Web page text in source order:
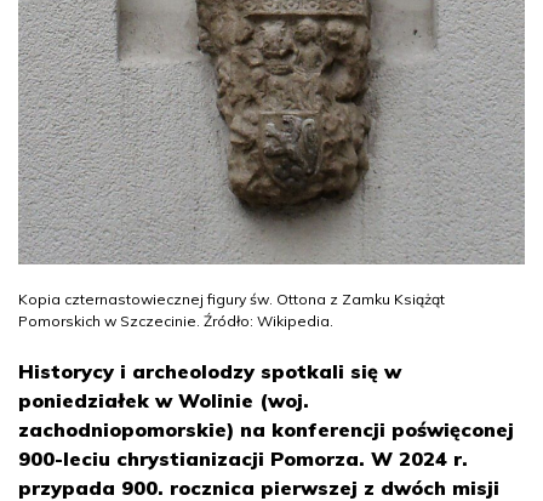
Kopia czternastowiecznej figury św. Ottona z Zamku Książąt
Pomorskich w Szczecinie. Źródło: Wikipedia.
Historycy i archeolodzy spotkali się w
poniedziałek w Wolinie (woj.
zachodniopomorskie) na konferencji poświęconej
900-leciu chrystianizacji Pomorza. W 2024 r.
przypada 900. rocznica pierwszej z dwóch misji